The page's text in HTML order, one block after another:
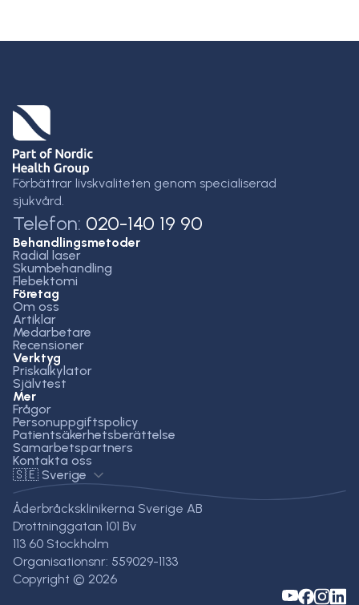
Förbättrar livskvaliteten genom specialiserad
sjukvård.
Telefon: 020-140 19 90
Behandlingsmetoder
Radial laser
Skumbehandling
Flebektomi
Företag
Om oss
Artiklar
Medarbetare
Recensioner
Verktyg
Priskalkylator
Självtest
Mer
Frågor
Personuppgiftspolicy
Patientsäkerhetsberättelse
Samarbetspartners
Kontakta oss
🇸🇪 Sverige
Åderbråcksklinikerna Sverige AB
Drottninggatan 101 Bv
113 60 Stockholm
Organisationsnr: 559029-1133
Copyright © 2026